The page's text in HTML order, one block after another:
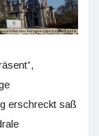
erschreckt saß